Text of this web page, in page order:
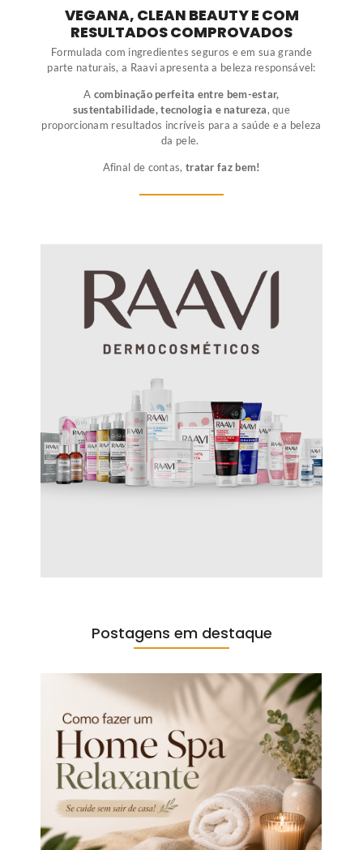
VEGANA, CLEAN BEAUTY E COM
RESULTADOS COMPROVADOS
Formulada com ingredientes seguros e em sua grande
parte naturais, a Raavi apresenta a beleza responsável:
A combinação perfeita entre bem-estar,
sustentabilidade, tecnologia e natureza, que
proporcionam resultados incríveis para a saúde e a beleza
da pele.
Afinal de contas, tratar faz bem!
Postagens em destaque​